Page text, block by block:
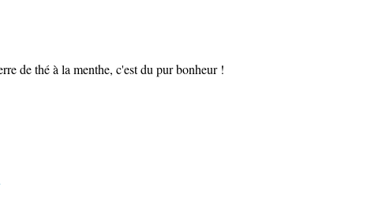
de thé à la menthe, c'est du pur bonheur !